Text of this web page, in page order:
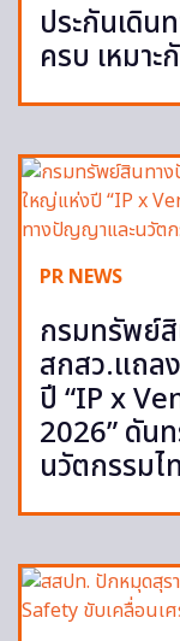
ประกันเดิน
ครบ เหมา
PR NEWS
กรมทรัพย์
สกสว.แถล
ปี “IP x
2026” ดัน
นวัตกรรมไ